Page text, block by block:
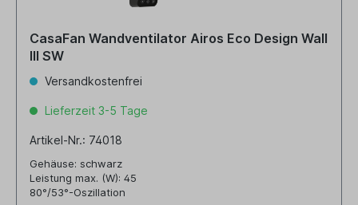
CasaFan Wandventilator Airos Eco Design Wall
III SW
Versandkostenfrei
Lieferzeit 3-5 Tage
Artikel-Nr.: 74018
Gehäuse: schwarz
Leistung max. (W): 45
80°/53°-Oszillation